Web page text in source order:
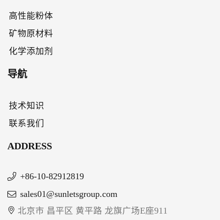
高性能粉体
矿物原材料
化学添加剂
导航
技术知识
联系我们
ADDRESS
+86-10-82912819
sales01@sunletsgroup.com
北京市 昌平区 黄平路 龙旗广场E座911